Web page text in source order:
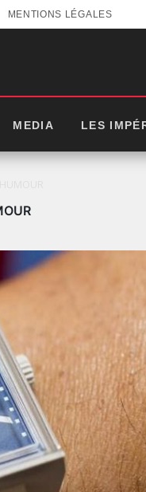
MENTIONS LÉGALES
MEDIA LES
AFRICA
15 MAI 2024